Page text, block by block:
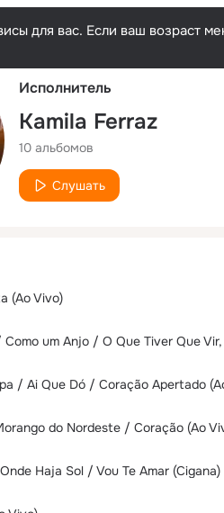
для вас. Если ваш возраст
Исполнитель
Kamila Ferraz
10 альбомов
Слушать
(Ao Vivo)
um Anjo / O Que Tiver Que
/ Ai Que Dó / Coração Apertado
do Nordeste / Coração (Ao
Haja Sol / Vou Te Amar (Cigana)